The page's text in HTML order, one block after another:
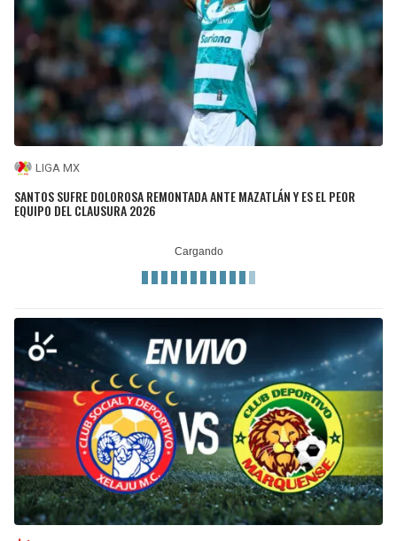
LIGA MX
SANTOS SUFRE DOLOROSA REMONTADA ANTE MAZATLÁN Y ES EL PEOR
EQUIPO DEL CLAUSURA 2026